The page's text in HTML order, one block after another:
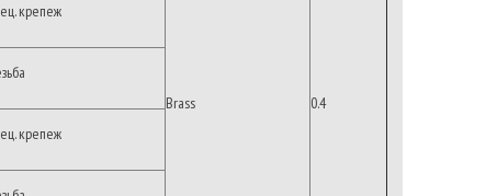
крепеж
Brass 0.4
крепеж